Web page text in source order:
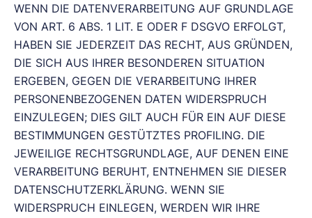
WENN DIE DATENVERARBEITUNG AUF GRUNDLAGE
VON ART. 6 ABS. 1 LIT. E ODER F DSGVO ERFOLGT,
HABEN SIE JEDERZEIT DAS RECHT, AUS GRÜNDEN,
DIE SICH AUS IHRER BESONDEREN SITUATION
ERGEBEN, GEGEN DIE VERARBEITUNG IHRER
PERSONENBEZOGENEN DATEN WIDERSPRUCH
EINZULEGEN; DIES GILT AUCH FÜR EIN AUF DIESE
BESTIMMUNGEN GESTÜTZTES PROFILING. DIE
JEWEILIGE RECHTSGRUNDLAGE, AUF DENEN EINE
VERARBEITUNG BERUHT, ENTNEHMEN SIE DIESER
DATENSCHUTZERKLÄRUNG. WENN SIE
WIDERSPRUCH EINLEGEN, WERDEN WIR IHRE